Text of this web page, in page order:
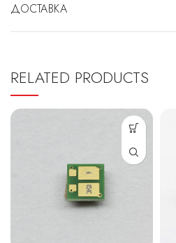
ДОСТАВКА
RELATED PRODUCTS